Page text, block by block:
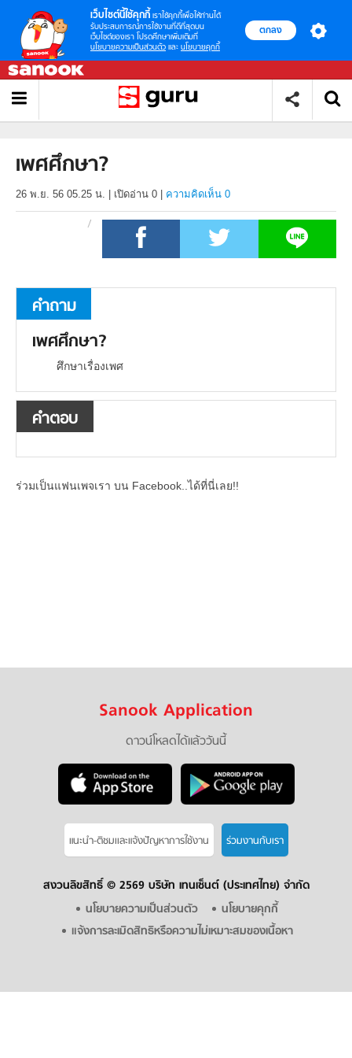
เว็บไซต์นี้ใช้คุกกี้ เราใช้คุกกี้เพื่อให้ท่านได้
รับประสบการณ์การใช้งานที่ดีที่สุดบน
เว็บไซต์ของเรา โปรดศึกษาเพิ่มเติมที่
นโยบายความเป็นส่วนตัว และ นโยบายคุกกี้
ตกลง
เพศศึกษา?
26 พ.ย. 56 05.25 น. เปิดอ่าน 0 ความคิดเห็น 0
คำถาม
เพศศึกษา?
ศึกษาเรื่องเพศ
คำตอบ
ร่วมเป็นแฟนเพจเรา บน Facebook..ได้ที่นี่เลย!!
Sanook Application
ดาวน์โหลดได้แล้ววันนี้
แนะนำ-ติชมเเละแจ้งปัญหาการใช้งาน ร่วมงานกับเรา
สงวนลิขสิทธิ์ © 2569 บริษัท เทนเซ็นต์ (ประเทศไทย) จำกัด
นโยบายความเป็นส่วนตัว
นโยบายคุกกี้
แจ้งการละเมิดสิทธิหรือความไม่เหมาะสมของเนื้อหา